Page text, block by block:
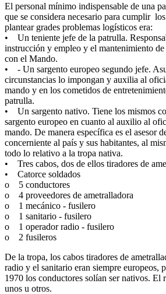
El personal mínimo indispensable de una
que se considera necesario para cumplir
plantear grades problemas logísticos era:
• Un teniente jefe de la patrulla.
instrucción y empleo y el mantenimiento de
con el Mando.
• - Un sargento europeo segundo jefe.
circunstancias lo impongan y auxilia al
mando y en los cometidos de
patrulla.
• Un sargento nativo. Tiene los mismos
sargento europeo en cuanto al auxilio al
mando. De manera específica es el asesor
concerniente al país y sus habitantes, al
todo lo relativo a la tropa nativa.
• Tres cabos, dos de ellos tiradores de
• Catorce soldados
o 5 conductores
o 4 proveedores de ametralladora
o 1 mecánico - fusilero
o 1 sanitario - fusilero
o 1 operador radio - fusilero
o 2 fusileros
De la tropa, los cabos tiradores de
radio y el sanitario eran siempre europeos,
1970 los conductores solían ser nativos. El
unos u otros.